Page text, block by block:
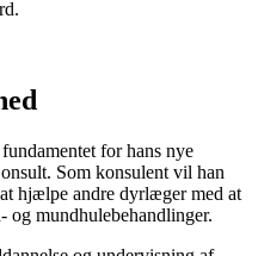
for hans nye
Som konsulent vil han
hjælpe andre dyrlæger med at
og mundhulebehandlinger.